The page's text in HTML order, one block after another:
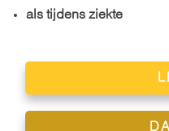
als tijdens ziekte